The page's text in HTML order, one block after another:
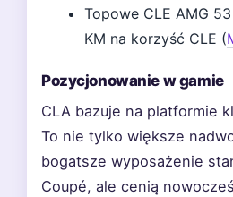
Topowe CLE AMG
KM na korzyść CLE (
Pozycjonowanie w gamie
CLA bazuje na platformie
To nie tylko większe
bogatsze wyposażenie
Coupé, ale cenią